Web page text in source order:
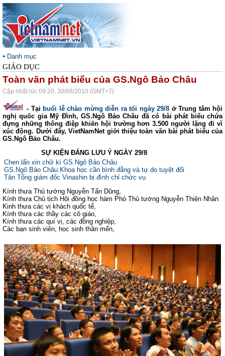
Danh mục
GIÁO DỤC
Toàn văn phát biểu của GS.Ngô Bảo Châu
Cập nhật lúc 09:20, 30/08/2010 (GMT+7)
- Tại buổi lễ chào mừng diễn ra tối ngày 29/8 ở Trung tâm hội
nghị quốc gia Mỹ Đình, GS.Ngô Bảo Châu đã có bài phát biểu chứa
đựng những thông điệp khiến hội trường hơn 3.500 người lặng đi vì
xúc động. Dưới đây, VietNamNet giới thiệu toàn văn bài phát biểu của
GS.Ngô Bảo Châu.
SỰ KIỆN ĐÁNG LƯU Ý NGÀY 29/8
Chen lấn xin chữ kí GS.Ngô Bảo Châu
GS.Ngô Bảo Châu:Khoa học cần bình đẳng và tự do tuyệt đối
Tân Tổng giám đốc Vinashin bị đình chỉ chức vụ
Kính thưa Thủ tướng Nguyễn Tấn Dũng,
Kính thưa Chủ tịch Hội đồng học hàm Phó Thủ tướng Nguyễn Thiện Nhân
Kinh thưa các vị khách quốc tế,
Kính thưa các thầy các cô giáo,
Kính thưa các quí vị, các đồng nghiệp,
Các bạn sinh viên, học sinh thân mến,